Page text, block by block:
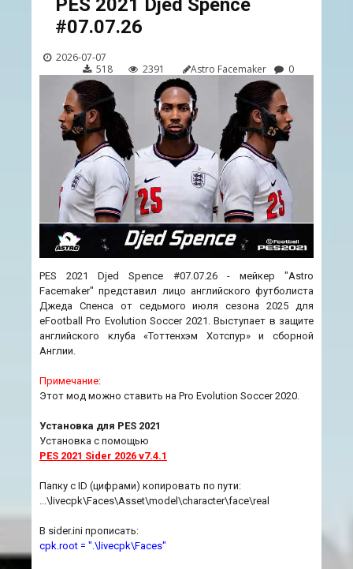
PES 2021 Djed Spence
#07.07.26
2026-07-07
518
2391 Astro Facemaker 0
PES 2021 Djed Spence #07.07.26 - мейкер "Astro
Facemaker" представил лицо английского футболиста
Джеда Спенса от седьмого июля сезона 2025 для
eFootball Pro Evolution Soccer 2021. Выступает в защите
английского клуба «Тоттенхэм Хотспур» и сборной
Англии.
Примечание:
Этот мод можно ставить на Pro Evolution Soccer 2020.
Установка для PES 2021
Установка с помощью
PES 2021 Sider 2026 v7.4.1
Папку с ID (цифрами) копировать по пути:
...\livecpk\Faces\Asset\model\character\face\real
В sider.ini прописать:
cpk.root = ".\livecpk\Faces"